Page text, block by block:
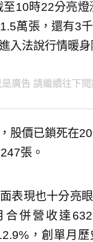
10時22分亮
萬張，還有3
入法說行情暖身
是廣告 請繼續往下閱
股價已鎖死在
張。
表現也十分亮
合併營收達
，創單月